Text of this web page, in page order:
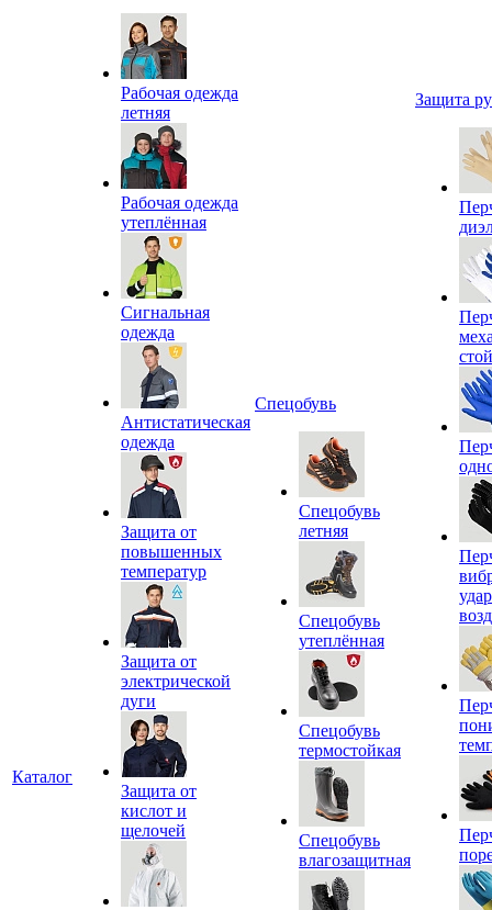
Каталог
Рабочая одежда
летняя
Рабочая одежда
утеплённая
Сигнальная
одежда
Антистатическая
одежда
Защита от
повышенных
температур
Защита от
электрической
дуги
Защита от
кислот и
щелочей
Спецобувь
Спецобувь
летняя
Спецобувь
утеплённая
Спецобувь
термостойкая
Спецобувь
влагозащитная
Защита